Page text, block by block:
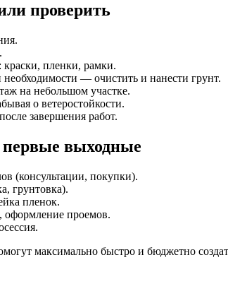
проверить
пленки, рамки.
— очистить и нанести грунт.
на небольшом участке.
о ветеростойкости.
завершения работ.
выходные
(консультации, покупки).
грунтовка).
пленок.
оформление проемов.
максимально быстро и бюджетно